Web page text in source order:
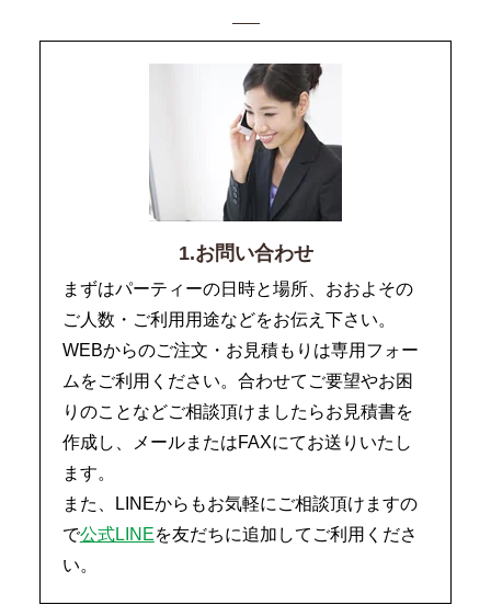
1.お問い合わせ
まずはパーティーの日時と場所、おおよその
ご人数・ご利用用途などをお伝え下さい。
WEBからのご注文・お見積もりは専用フォー
ムをご利用ください。合わせてご要望やお困
りのことなどご相談頂けましたらお見積書を
作成し、メールまたはFAXにてお送りいたし
ます。
また、LINEからもお気軽にご相談頂けますの
で公式LINEを友だちに追加してご利用くださ
い。